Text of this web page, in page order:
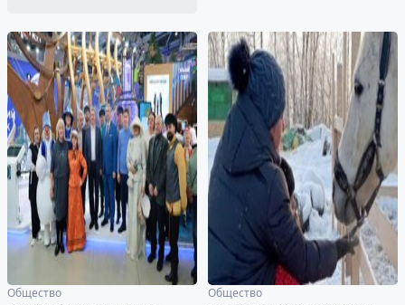
Общество Общество